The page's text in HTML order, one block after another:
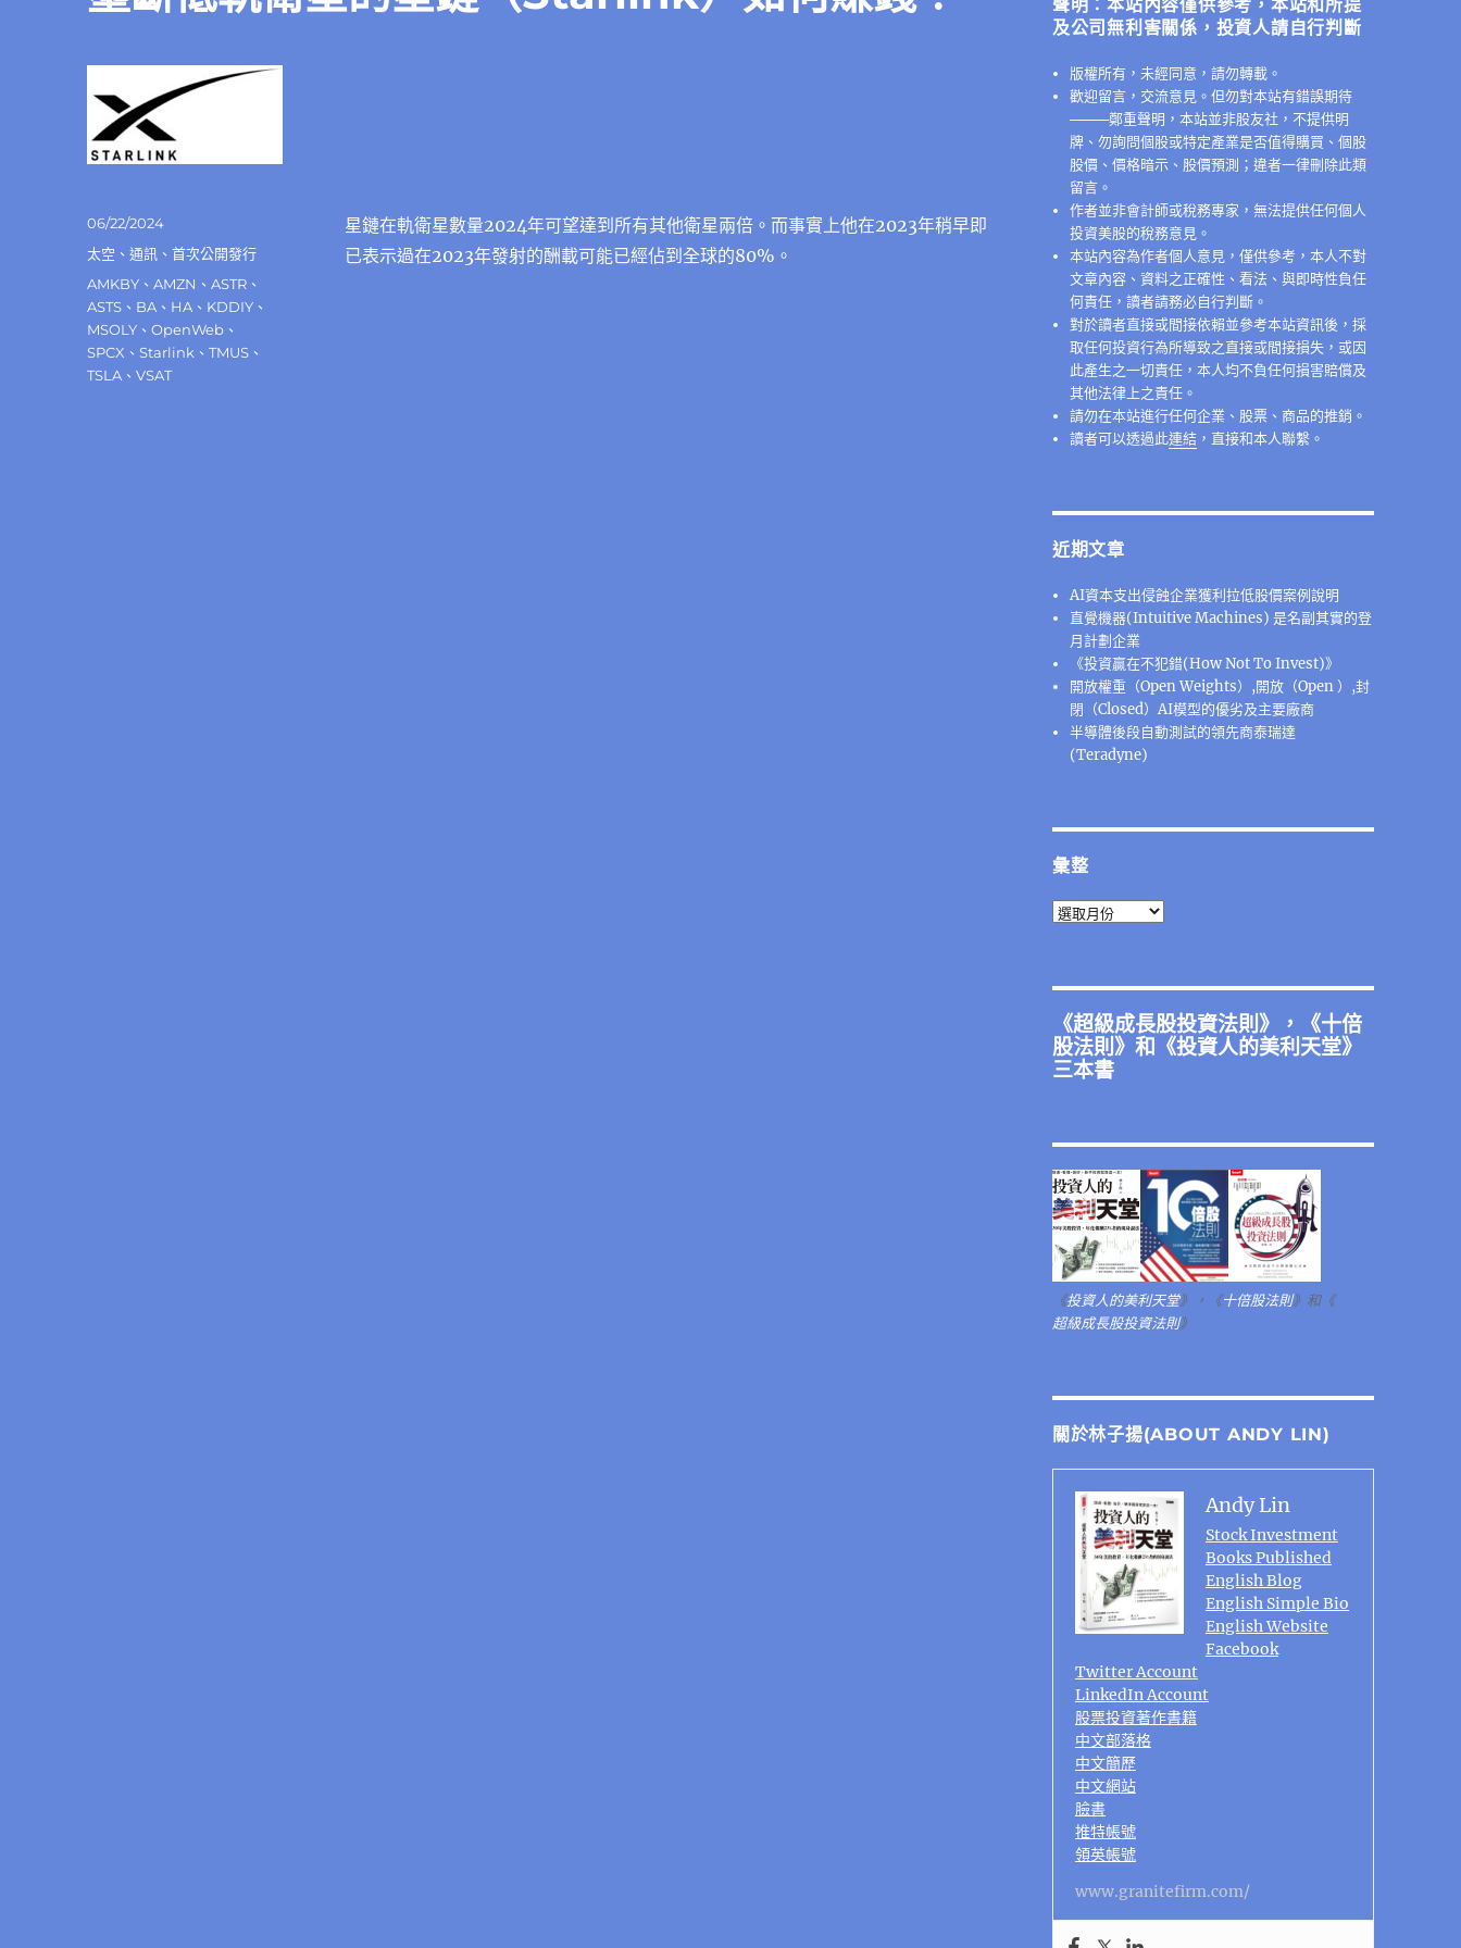
星鏈在軌衛星數量2024年可望達到所有其他衛星兩倍。而事實上他在2023年稍早即
已表示過在2023年發射的酬載可能已經佔到全球的80%。
發
佈
期:
06/22/2024
分
太空 、通訊 、首次公開發行
標
籤
AMKBY 、AMZN 、ASTR 、
ASTS 、 BA 、 HA 、 KDDIY 、
MSOLY 、OpenWeb 、
SPCX 、Starlink 、TMUS 、
TSLA 、VSAT
聲明：本站內容僅供參考，本站和所提
及公司無利害關係，投資人請自行判斷
版權所有，未經同意，請勿轉載。
歡迎留言，交流意見。但勿對本站有錯誤期待
────鄭重聲明，本站並非股友社，不提供明
牌、勿詢問個股或特定產業是否值得購買、個股
股價、價格暗示、股價預測；違者一律刪除此類
留言。
作者並非會計師或稅務專家，無法提供任何個人
投資美股的稅務意見。
本站內容為作者個人意見，僅供參考，本人不對
文章內容、資料之正確性、看法、與即時性負任
何責任，讀者請務必自行判斷。
對於讀者直接或間接依賴並參考本站資訊後，採
取任何投資行為所導致之直接或間接損失，或因
此產生之一切責任，本人均不負任何損害賠償及
其他法律上之責任。
請勿在本站進行任何企業、股票、商品的推銷。
讀者可以透過此連結 ，直接和本人聯繫。
近期文章
AI資本支出侵蝕企業獲利拉低股價案例說明
直覺機器(Intuitive Machines) 是名副其實的登
月計劃企業
《投資贏在不犯錯(How Not To Invest)》
開放權重（Open Weights）,開放（Open ）,封
閉（Closed）AI模型的優劣及主要廠商
半導體後段⾃動測試的領先商泰瑞達
(Teradyne)
彙整
彙
《超級成長股投資法則》，《十倍
股法則》和《投資人的美利天堂》
三本書
《投資人的美利天堂》，《十倍股法則》和《
超級成長股投資法則》
關於林子揚(ABOUT ANDY LIN)
Andy Lin
Stock Investment
Books Published
English Blog
English Simple Bio
English Website
Facebook
Twitter Account
LinkedIn Account
股票投資著作書籍
中文部落格
中文簡歷
中文網站
臉書
推特帳號
領英帳號
www.granitefirm.com/